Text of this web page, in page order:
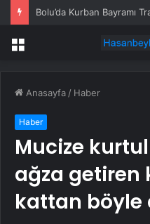
Bolu’da Kurban Bayramı
Menü
Anasayfa / Haber
Haber
Mucize
ağza getiren
kattan böyle